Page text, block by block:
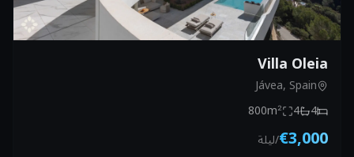
Villa Oleia
Jávea, Spain
4
4
800m²
€3,000
/ليلة